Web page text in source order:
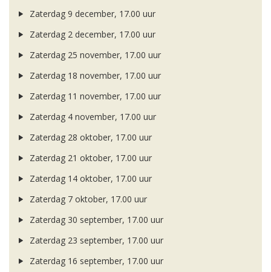
Zaterdag 9 december, 17.00 uur
Zaterdag 2 december, 17.00 uur
Zaterdag 25 november, 17.00 uur
Zaterdag 18 november, 17.00 uur
Zaterdag 11 november, 17.00 uur
Zaterdag 4 november, 17.00 uur
Zaterdag 28 oktober, 17.00 uur
Zaterdag 21 oktober, 17.00 uur
Zaterdag 14 oktober, 17.00 uur
Zaterdag 7 oktober, 17.00 uur
Zaterdag 30 september, 17.00 uur
Zaterdag 23 september, 17.00 uur
Zaterdag 16 september, 17.00 uur